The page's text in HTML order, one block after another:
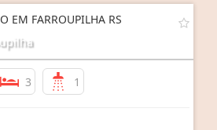
EM FARROUPILHA RS
3 1